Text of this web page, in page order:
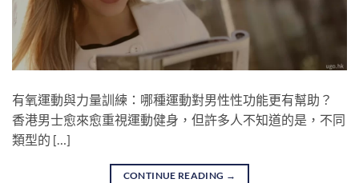
有氧運動與力量訓練：哪種運動對男性性功能更有幫助？
香港男士愈來愈重視運動健身，但許多人不知道的是，不同
類型的 […]
CONTINUE READING →